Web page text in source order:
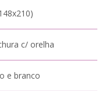
c/ orelha
e branco